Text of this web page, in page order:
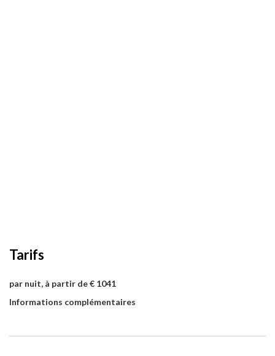
Tarifs
par nuit, à partir de € 1041
Informations complémentaires